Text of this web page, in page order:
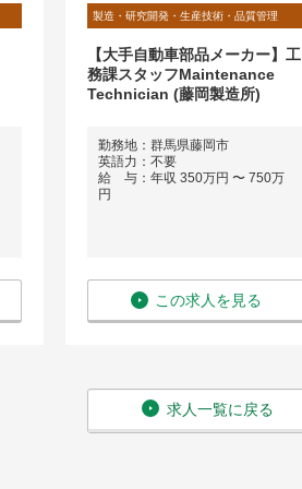
製造・研究開発・生産技術・品質管理
【大手自動車部品メーカー】工
務課スタッフMaintenance
Technician (藤岡製造所)
勤務地：群馬県藤岡市
英語力：不要
給 与：年収 350万円 〜 750万
円
この求人を見る
求人一覧に戻る